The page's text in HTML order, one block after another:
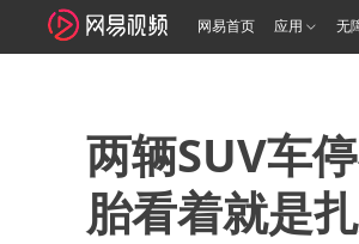
网易首页 应用 无
两辆SUV车
胎看着就是